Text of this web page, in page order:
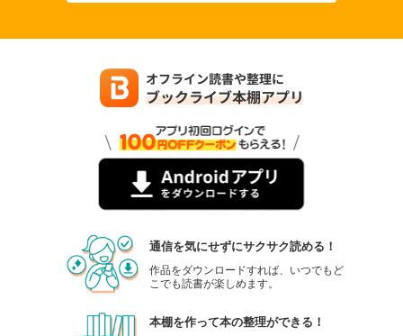
通信を気にせずにサクサク読める！
作品をダウンロードすれば、いつでもど
こでも読書が楽しめます。
本棚を作って本の整理ができる！